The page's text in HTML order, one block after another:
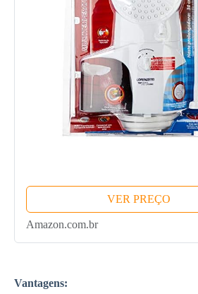
VER PREÇO
Amazon.com.br
Vantagens: